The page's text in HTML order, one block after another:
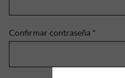
Confirmar contraseña *